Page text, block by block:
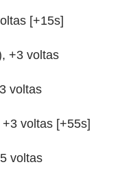
[+15s]
+3 voltas
voltas
voltas [+55s]
voltas